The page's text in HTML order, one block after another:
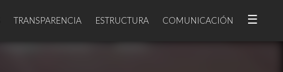
TRANSPARENCIA ESTRUCTURA COMUNICACIÓN ☰